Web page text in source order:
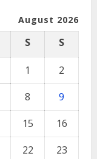
August 2026
S S
1
2
8
9
15
16
22
23